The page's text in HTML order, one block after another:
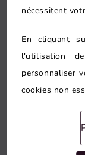
Conseil
Le conseil
douche à
cette
Nous
nécessitent
En cliquant
l'utilisation
personnaliser
cookies non